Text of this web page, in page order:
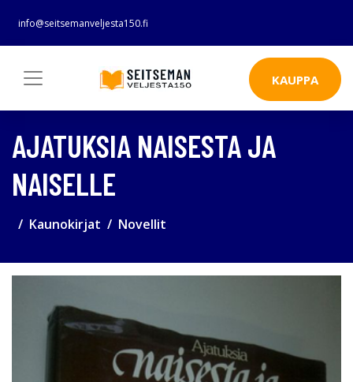
info@seitsemanveljesta150.fi
KAUPPA
AJATUKSIA NAISESTA JA
NAISELLE
Kaunokirjat Novellit